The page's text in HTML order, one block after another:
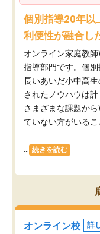
個別指導20年以
利便性が融合し
オンライン家庭教
指導部門です。個別
長いあいだ小中高
されたノウハウは
さまざまな課題か
ていない方がいるこ
続きを読む
オンライン校 詳